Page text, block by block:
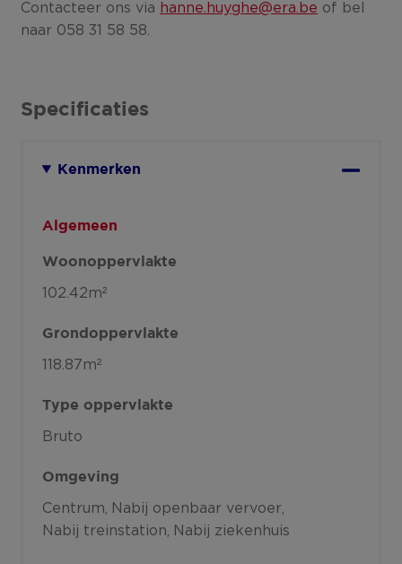
Contacteer ons via hanne.huyghe@era.be of bel
naar 058 31 58 58.
Specificaties
Kenmerken
Algemeen
Woonoppervlakte
102.42m²
Grondoppervlakte
118.87m²
Type oppervlakte
Bruto
Omgeving
Centrum
Nabij openbaar vervoer
Nabij treinstation
Nabij ziekenhuis